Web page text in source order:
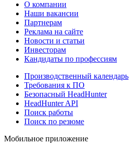
О компании
Наши вакансии
Партнерам
Реклама на сайте
Новости и статьи
Инвесторам
Кандидаты по профессиям
Производственный календарь
Требования к ПО
Безопасный HeadHunter
HeadHunter API
Поиск работы
Поиск по резюме
Мобильное приложение